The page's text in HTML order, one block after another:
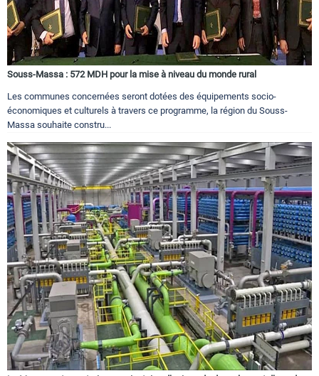
Souss-Massa : 572 MDH pour la mise à niveau du monde rural
Les communes concernées seront dotées des équipements socio-
économiques et culturels à travers ce programme, la région du Souss-
Massa souhaite constru...